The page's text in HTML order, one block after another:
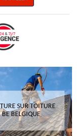
SUR TOITURE
BE BELGIQUE